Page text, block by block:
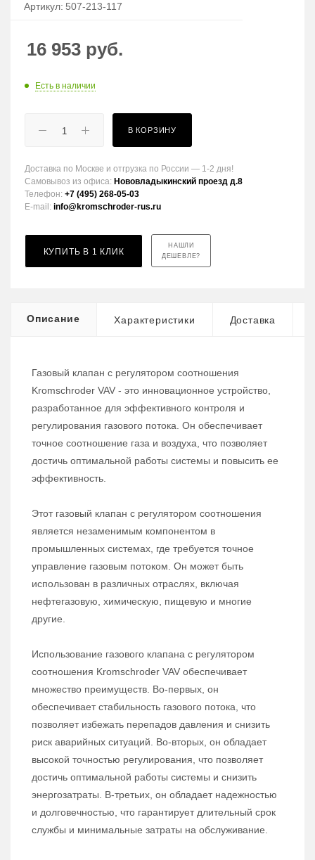
Артикул: 507-213-117
16 953 руб.
Есть в наличии
В КОРЗИНУ
Доставка по Москве и отгрузка по России — 1-2 дня!
Самовывоз из офиса: Нововладыкинский проезд д.8
Телефон: +7 (495) 268-05-03
E-mail: info@kromschroder-rus.ru
КУПИТЬ В 1 КЛИК
НАШЛИ
ДЕШЕВЛЕ?
Описание Характеристики Доставка
Газовый клапан с регулятором соотношения
Kromschroder VAV - это инновационное устройство,
разработанное для эффективного контроля и
регулирования газового потока. Он обеспечивает
точное соотношение газа и воздуха, что позволяет
достичь оптимальной работы системы и повысить ее
эффективность.
Этот газовый клапан с регулятором соотношения
является незаменимым компонентом в
промышленных системах, где требуется точное
управление газовым потоком. Он может быть
использован в различных отраслях, включая
нефтегазовую, химическую, пищевую и многие
другие.
Использование газового клапана с регулятором
соотношения Kromschroder VAV обеспечивает
множество преимуществ. Во-первых, он
обеспечивает стабильность газового потока, что
позволяет избежать перепадов давления и снизить
риск аварийных ситуаций. Во-вторых, он обладает
высокой точностью регулирования, что позволяет
достичь оптимальной работы системы и снизить
энергозатраты. В-третьих, он обладает надежностью
и долговечностью, что гарантирует длительный срок
службы и минимальные затраты на обслуживание.